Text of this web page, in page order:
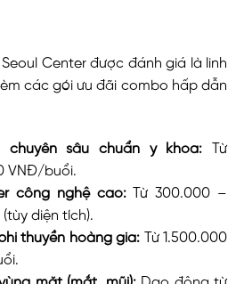
Center được đánh giá là linh
các gói ưu đãi combo hấp dẫn
sâu chuẩn y khoa: Từ
VNĐ/buổi.
công nghệ cao:Từ 300.000 –
diện tích).
thuyền hoàng gia: Từ 1.500.000
mặt (mắt, mũi): Dao động từ